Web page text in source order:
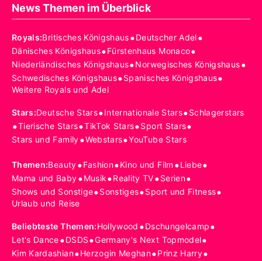
News Themen im Überblick
Royals:Britisches Königshaus•Deutscher Adel•
Dänisches Königshaus•Fürstenhaus Monaco•
Niederländisches Königshaus•Norwegisches Königshaus•
Schwedisches Königshaus•Spanisches Königshaus•
Weitere Royals und Adel
Stars:Deutsche Stars•Internationale Stars•Schlagerstars
•Tierische Stars•TikTok Stars•Sport Stars•
Stars und Family•Webstars•YouTube Stars
Themen:Beauty•Fashion•Kino und Film •Liebe•
Mama und Baby•Musik•Reality TV•Serien•
Shows und Sonstige•Sonstiges•Sport und Fitness•
Urlaub und Reise
Beliebteste Themen:Hollywood •Dschungelcamp•
Let's Dance•DSDS•Germany's Next Topmodel•
Kim Kardashian•Herzogin Meghan•Prinz Harry•